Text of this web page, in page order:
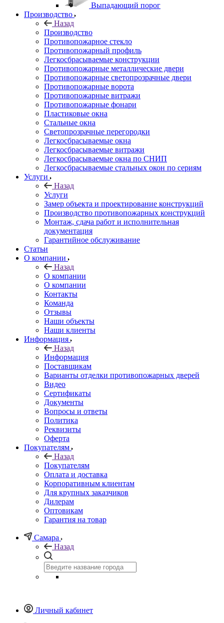
Выпадающий порог
Производство
Назад
Производство
Противопожарное стекло
Противопожарный профиль
Легкосбрасываемые конструкции
Противопожарные металлические двери
Противопожарные светопрозрачные двери
Противопожарные ворота
Противопожарные витражи
Противопожарные фонари
Пластиковые окна
Стальные окна
Светопрозрачные перегородки
Легкосбрасываемые окна
Легкосбрасываемые витражи
Легкосбрасываемые окна по СНИП
Легкосбрасываемые стальных окон по сериям
Услуги
Назад
Услуги
Замер объекта и проектирование конструкций
Производство противопожарных конструкций
Монтаж, сдача работ и исполнительная
документация
Гарантийное обслуживание
Статьи
О компании
Назад
О компании
О компании
Контакты
Команда
Отзывы
Наши объекты
Наши клиенты
Информация
Назад
Информация
Поставщикам
Варианты отделки противопожарных дверей
Видео
Сертификаты
Документы
Вопросы и ответы
Политика
Реквизиты
Оферта
Покупателям
Назад
Покупателям
Оплата и доставка
Корпоративным клиентам
Для крупных заказчиков
Дилерам
Оптовикам
Гарантия на товар
Самара
Назад
Личный кабинет